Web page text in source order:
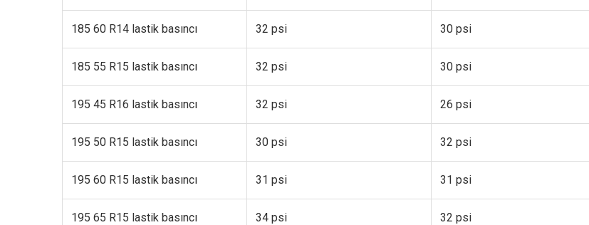
185 60 R14 lastik basıncı 32 psi 30 psi
185 55 R15 lastik basıncı 32 psi 30 psi
195 45 R16 lastik basıncı 32 psi 26 psi
195 50 R15 lastik basıncı 30 psi 32 psi
195 60 R15 lastik basıncı 31 psi 31 psi
195 65 R15 lastik basıncı 34 psi 32 psi